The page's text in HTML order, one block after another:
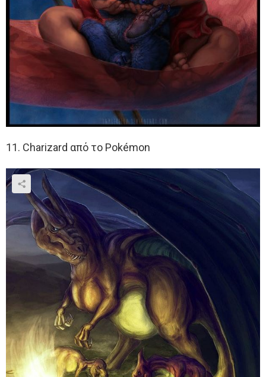
11. Charizard από το Pokémon